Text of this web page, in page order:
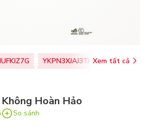
YKPN3XJAJ3TJ Xem tất cả
Hoàn Hảo
So sánh